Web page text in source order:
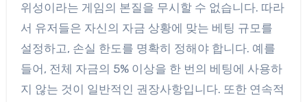
위성이라는 게임의 본질을 무시할 수 없습니다. 따라
서 유저들은 자신의 자금 상황에 맞는 베팅 규모를
설정하고, 손실 한도를 명확히 정해야 합니다. 예를
들어, 전체 자금의 5% 이상을 한 번의 베팅에 사용하
지 않는 것이 일반적인 권장사항입니다. 또한 연속적